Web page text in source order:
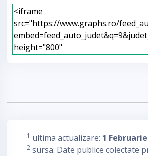
1 ultima actualizare: 1
2 sursa: Date publice colectate